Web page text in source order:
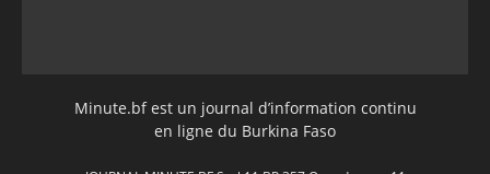
Minute.bf est un journal d’information continu
en ligne du Burkina Faso